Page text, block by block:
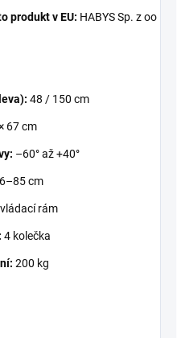
produkt v EU: HABYS Sp. z oo
48 / 150 cm
67 cm
–60° až +40°
cm
rám
4 kolečka
200 kg